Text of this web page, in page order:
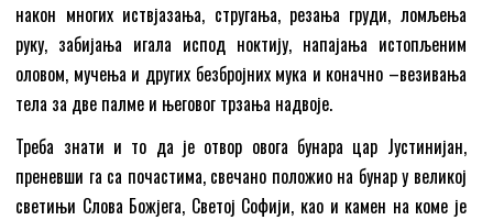
након многих иствјазања, стругања, резања груди, ломљења
руку, забијања игала испод ноктију, напајања истопљеним
оловом, мучења и других безбројних мука и коначно –везивања
тела за две палме и његовог трзања надвоје.
Треба знати и то да је отвор овога бунара цар Јустинијан,
преневши га са почастима, свечано положио на бунар у великој
светињи Слова Божјега, Светој Софији, као и камен на коме је